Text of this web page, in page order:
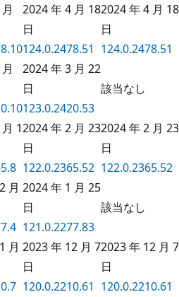
2024 年 4 月 18
日
124.0.2478.51
2024 年 4 月 18
日
124.0.2478.51
2024 年 3 月 22
日
123.0.2420.53
該当なし
12024 年 2 月 23
日
122.0.2365.52
2024 年 2 月 23
日
122.0.2365.52
月 2024 年 1 月 25
日
121.0.2277.83
該当なし
月 2023 年 12 月 7
日
120.0.2210.61
2023 年 12 月 7
日
120.0.2210.61